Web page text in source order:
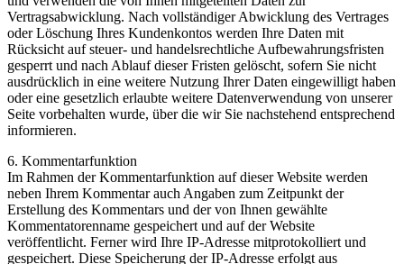
Vertragsabwicklung. Nach vollständiger Abwicklung des Vertrages
oder Löschung Ihres Kundenkontos werden Ihre Daten mit
Rücksicht auf steuer- und handelsrechtliche Aufbewahrungsfristen
gesperrt und nach Ablauf dieser Fristen gelöscht, sofern Sie nicht
ausdrücklich in eine weitere Nutzung Ihrer Daten eingewilligt haben
oder eine gesetzlich erlaubte weitere Datenverwendung von unserer
Seite vorbehalten wurde, über die wir Sie nachstehend entsprechend
informieren.
6. Kommentarfunktion
Im Rahmen der Kommentarfunktion auf dieser Website werden
neben Ihrem Kommentar auch Angaben zum Zeitpunkt der
Erstellung des Kommentars und der von Ihnen gewählte
Kommentatorenname gespeichert und auf der Website
veröffentlicht. Ferner wird Ihre IP-Adresse mitprotokolliert und
gespeichert. Diese Speicherung der IP-Adresse erfolgt aus